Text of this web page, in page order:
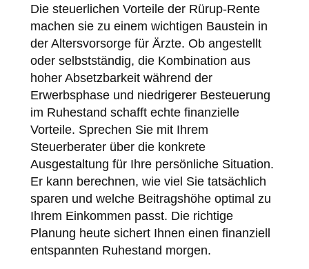
Die steuerlichen Vorteile der Rürup-Rente
machen sie zu einem wichtigen Baustein in
der Altersvorsorge für Ärzte. Ob angestellt
oder selbstständig, die Kombination aus
hoher Absetzbarkeit während der
Erwerbsphase und niedrigerer Besteuerung
im Ruhestand schafft echte finanzielle
Vorteile. Sprechen Sie mit Ihrem
Steuerberater über die konkrete
Ausgestaltung für Ihre persönliche Situation.
Er kann berechnen, wie viel Sie tatsächlich
sparen und welche Beitragshöhe optimal zu
Ihrem Einkommen passt. Die richtige
Planung heute sichert Ihnen einen finanziell
entspannten Ruhestand morgen.